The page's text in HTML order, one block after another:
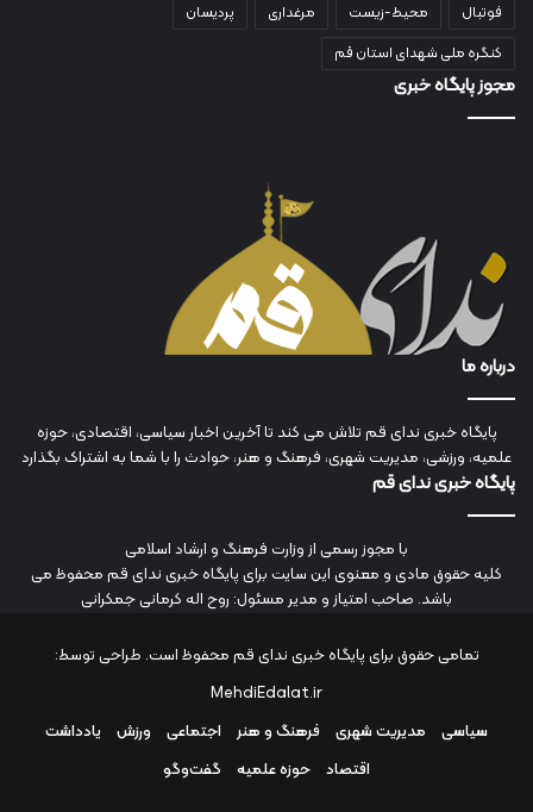
فوتبال
محیط-زیست مرغداری
پردیسان
کنگره ملی شهدای استان قم
مجوز پایگاه خبری
درباره ما
پایگاه خبری ندای قم تلاش می کند تا آخرین اخبار سیاسی، اقتصادی، حوزه
علمیه، ورزشی، مدیریت شهری، فرهنگ و هنر، حوادث را با شما به اشتراک بگذارد
پایگاه خبری ندای قم
با مجوز رسمی از وزارت فرهنگ و ارشاد اسلامی
کلیه حقوق مادی و معنوی این سایت برای پایگاه خبری ندای قم محفوظ می
باشد. صاحب امتیاز و مدیر مسئول: روح اله کرمانی جمکرانی
تمامی حقوق برای پایگاه خبری ندای قم محفوظ است. طراحی توسط:
MehdiEdalat.ir
سیاسی
مدیریت شهری فرهنگ و هنر اجتماعی ورزش
یادداشت
اقتصاد
حوزه علمیه گفت‌وگو